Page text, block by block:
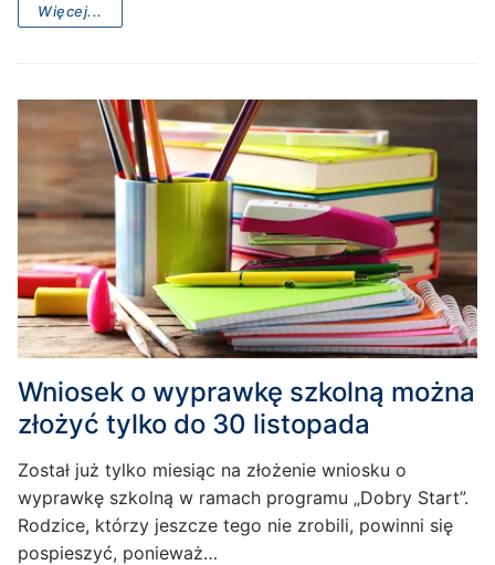
Więcej...
Wniosek o wyprawkę szkolną można
złożyć tylko do 30 listopada
Został już tylko miesiąc na złożenie wniosku o
wyprawkę szkolną w ramach programu „Dobry Start”.
Rodzice, którzy jeszcze tego nie zrobili, powinni się
pospieszyć, ponieważ…